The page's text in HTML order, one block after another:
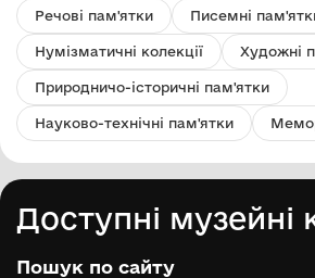
Речові пам'ятки Писемні
Нумізматичні колекції Художні
Природничо-історичні пам'ятки
Науково-технічні пам'ятки
Доступні музейні
Пошук по сайту